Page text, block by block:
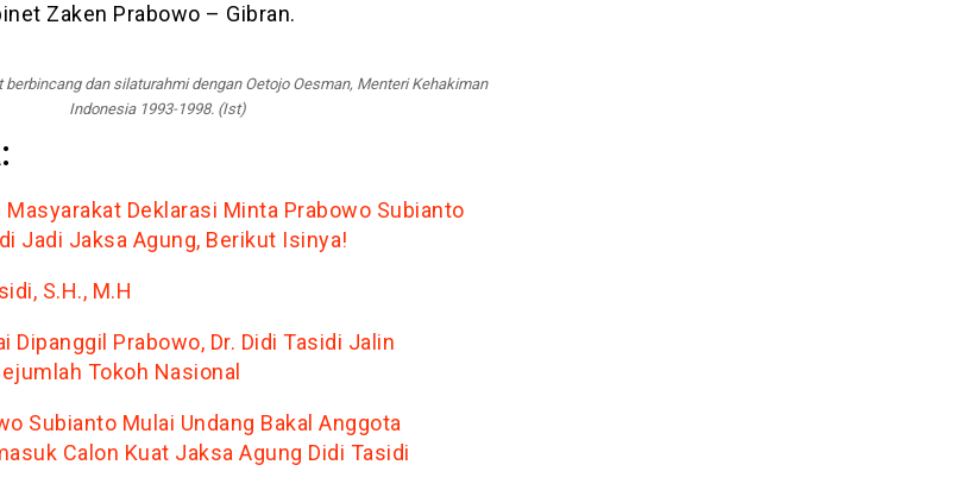
Zaken Prabowo – Gibran.
berbincang dan silaturahmi dengan Oetojo Oesman, Menteri Kehakiman
Indonesia 1993-1998. (Ist)
Masyarakat Deklarasi Minta Prabowo Subianto
Jadi Jaksa Agung, Berikut Isinya!
S.H., M.H
Dipanggil Prabowo, Dr. Didi Tasidi Jalin
Tokoh Nasional
Subianto Mulai Undang Bakal Anggota
Calon Kuat Jaksa Agung Didi Tasidi